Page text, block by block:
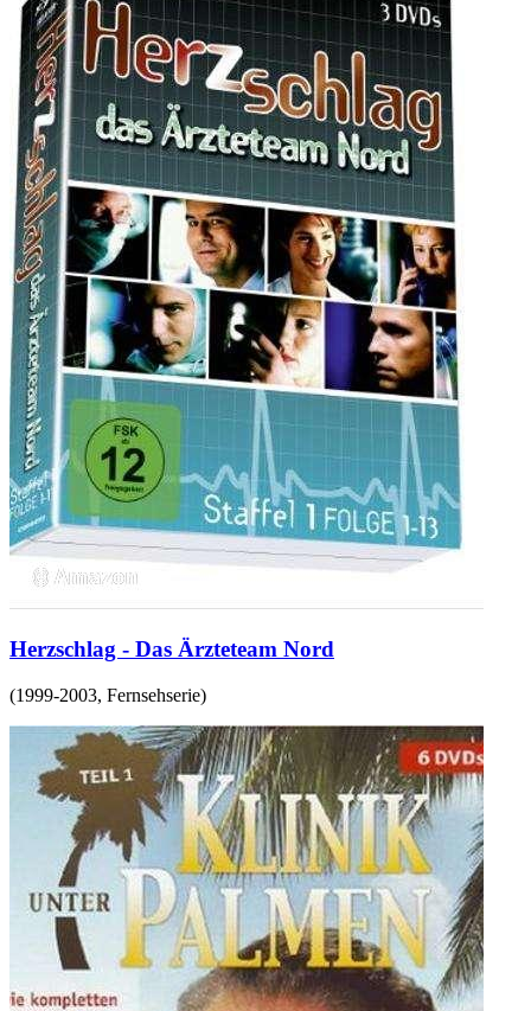
Herzschlag - Das Ärzteteam Nord
(1999-2003, Fernsehserie)